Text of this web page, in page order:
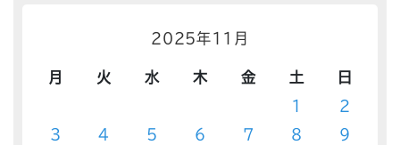
2025年11月
月 火 水 木 金 土
日
1
2
3
4 5 6 7 8
9